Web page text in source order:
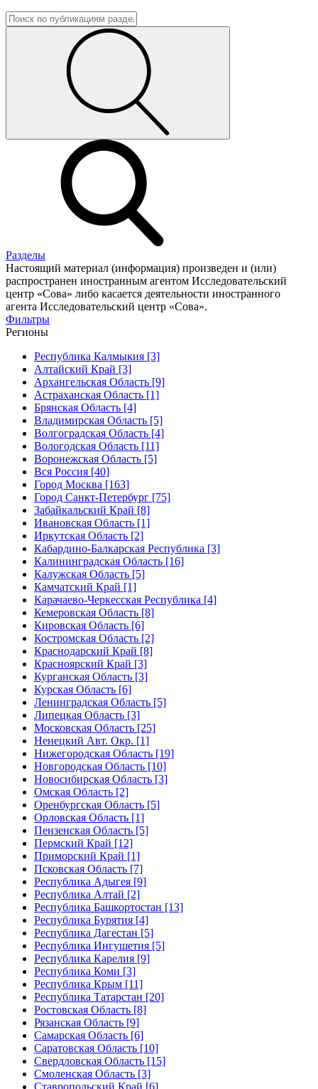
Разделы
Настоящий материал (информация) произведен и (или)
распространен иностранным агентом Исследовательский
центр «Сова» либо касается деятельности иностранного
агента Исследовательский центр «Сова».
Фильтры
Регионы
Республика Калмыкия [3]
Алтайский Край [3]
Архангельская Область [9]
Астраханская Область [1]
Брянская Область [4]
Владимирская Область [5]
Волгоградская Область [4]
Вологодская Область [11]
Воронежская Область [5]
Вся Россия [40]
Город Москва [163]
Город Санкт-Петербург [75]
Забайкальский Край [8]
Ивановская Область [1]
Иркутская Область [2]
Кабардино-Балкарская Республика [3]
Калининградская Область [16]
Калужская Область [5]
Камчатский Край [1]
Карачаево-Черкесская Республика [4]
Кемеровская Область [8]
Кировская Область [6]
Костромская Область [2]
Краснодарский Край [8]
Красноярский Край [3]
Курганская Область [3]
Курская Область [6]
Ленинградская Область [5]
Липецкая Область [3]
Московская Область [25]
Ненецкий Авт. Окр. [1]
Нижегородская Область [19]
Новгородская Область [10]
Новосибирская Область [3]
Омская Область [2]
Оренбургская Область [5]
Орловская Область [1]
Пензенская Область [5]
Пермский Край [12]
Приморский Край [1]
Псковская Область [7]
Республика Адыгея [9]
Республика Алтай [2]
Республика Башкортостан [13]
Республика Бурятия [4]
Республика Дагестан [5]
Республика Ингушетия [5]
Республика Карелия [9]
Республика Коми [3]
Республика Крым [11]
Республика Татарстан [20]
Ростовская Область [8]
Рязанская Область [9]
Самарская Область [6]
Саратовская Область [10]
Свердловская Область [15]
Смоленская Область [3]
Ставропольский Край [6]